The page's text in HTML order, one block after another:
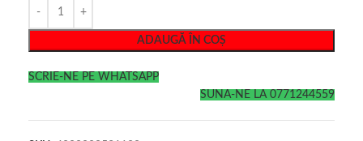
ADAUGĂ ÎN COȘ
SCRIE-NE PE WHATSAPP
SUNA-NE LA 0771244559